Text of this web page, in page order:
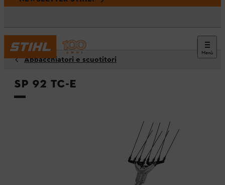
Menù
Abbacchiatori e scuotitori
SP 92 TC-E